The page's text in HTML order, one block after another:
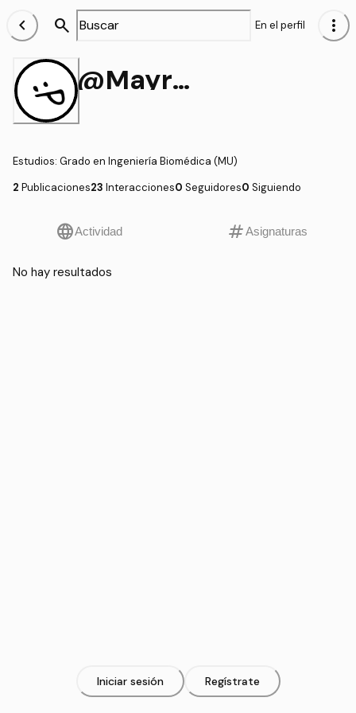
chevron_left search En el perfil more_vert
@Mayra_Acoltzi
Estudios: Grado en Ingeniería Biomédica (MU)
2 Publicaciones23 Interacciones0 Seguidores0 Siguiendo
languageActividad tagAsignaturas
No hay resultados
Iniciar sesión Regístrate